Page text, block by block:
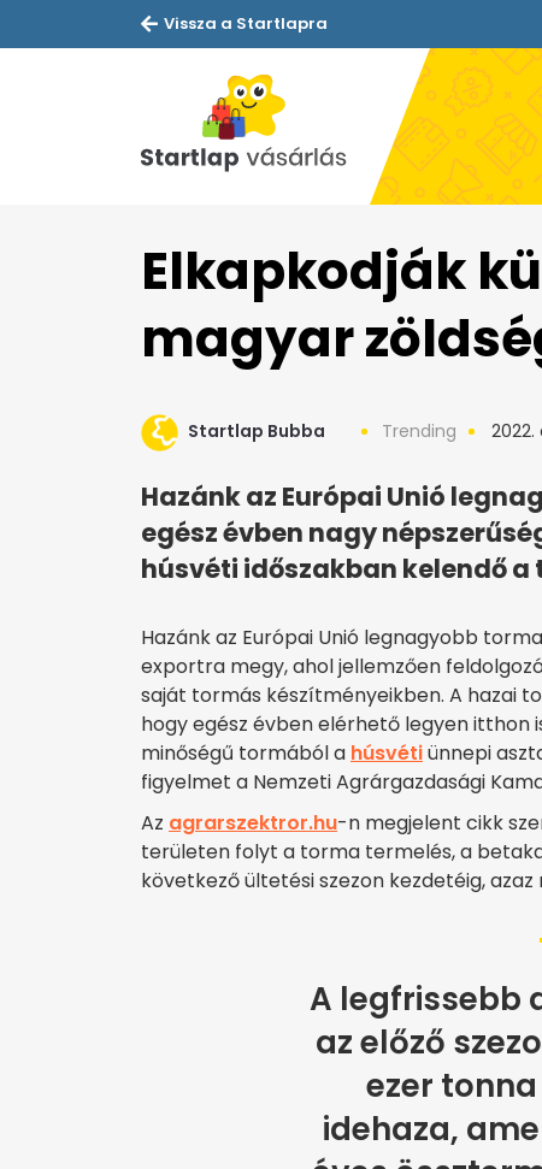
Vissza a Startlapra
Elkapkodják
magyar
Startlap Bubba Trending 2022.
Hazánk az Európai Unió
egész évben nagy
húsvéti időszakban kelendő a
Hazánk az Európai Unió legnagyobb
exportra megy, ahol jellemzően
saját tormás készítményeikben. A hazai
hogy egész évben elérhető legyen itthon
minőségű tormából a húsvétiünnepi
figyelmet a Nemzeti Agrárgazdasági
Az agrarszektror.hu-n megjelent cikk
területen folyt a torma termelés, a
következő ültetési szezon kezdetéig,
A legfrissebb
az előző
ezer
idehaza,